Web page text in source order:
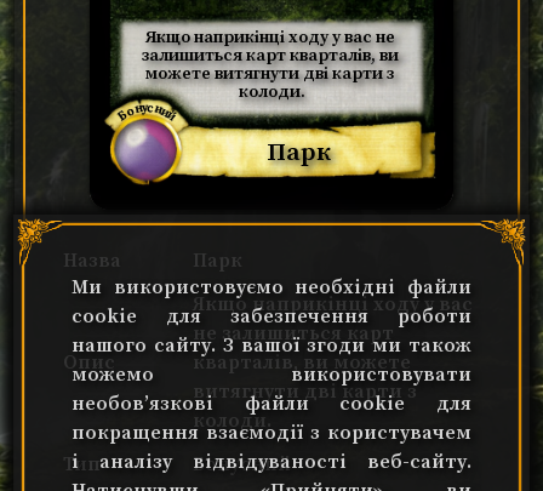
Парк
Якщо наприкінці ходу у вас не
залишиться карт кварталів, ви
можете витягнути дві карти з
колоди.
Бонусний
Назва Парк
Опис
Якщо наприкінці ходу у вас
не залишиться карт
кварталів, ви можете
витягнути дві карти з
колоди.
Тип
Бонусний
Ми використовуємо необхідні файли
cookie для забезпечення роботи
нашого сайту. З вашої згоди ми також
можемо використовувати
необов’язкові файли cookie для
покращення взаємодії з користувачем
і аналізу відвідуваності веб-сайту.